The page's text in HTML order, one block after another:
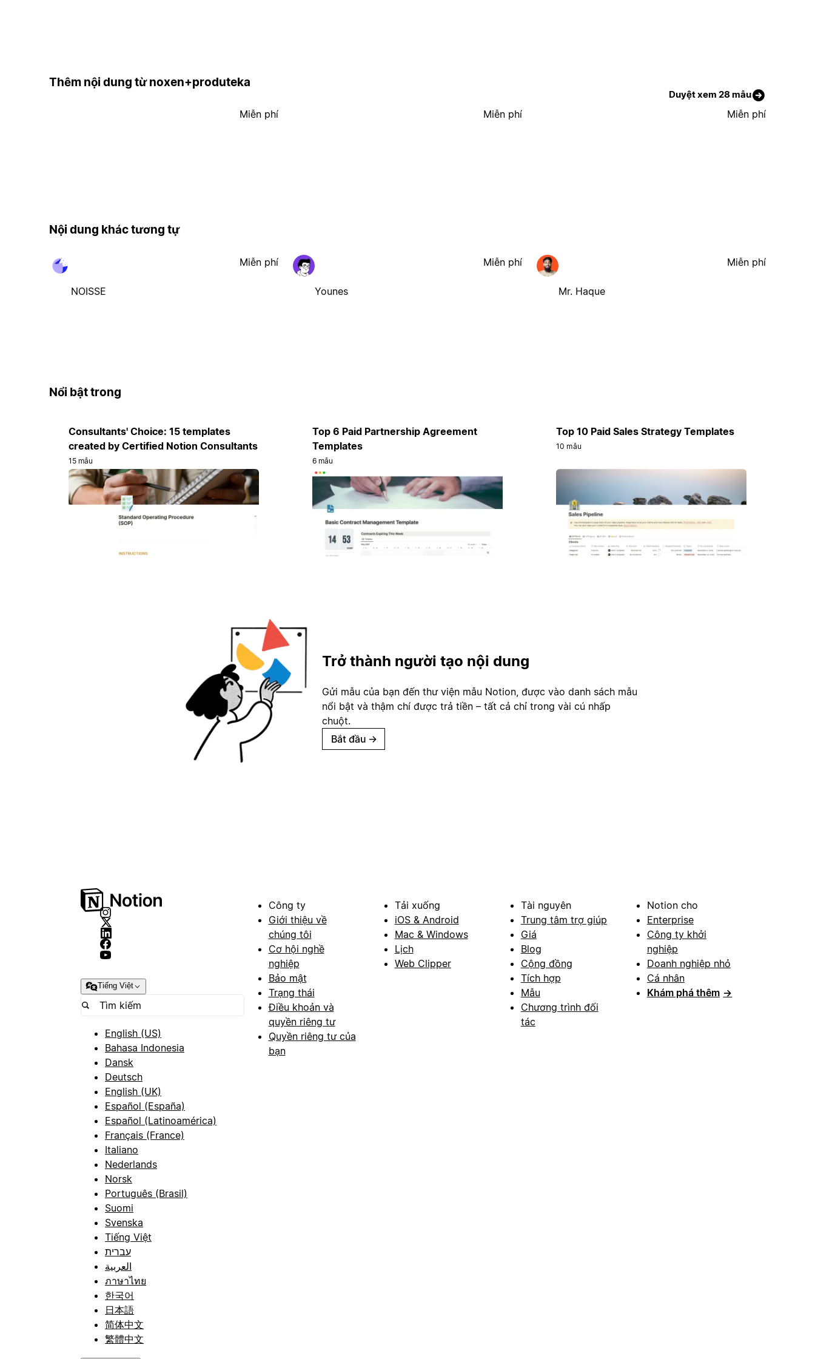
Thêm nội dung từ noxen+produteka
Duyệt xem 28 mẫu
Miễn phí Miễn phí Miễn phí
Nội dung khác tương tự
NOISSE
Miễn phí
Younes
Miễn phí
Mr. Haque
Miễn phí
Nổi bật trong
Consultants' Choice: 15 templates
created by Certified Notion Consultants
15 mẫu
Top 6 Paid Partnership Agreement
Templates
6 mẫu
Top 10 Paid Sales Strategy Templates
10 mẫu
Trở thành người tạo nội dung
Gửi mẫu của bạn đến thư viện mẫu Notion, được vào danh sách mẫu
nổi bật và thậm chí được trả tiền – tất cả chỉ trong vài cú nhấp
chuột.
Bắt đầu →
Tiếng Việt
English (US)
Bahasa Indonesia
Dansk
Deutsch
English (UK)
Español (España)
Español (Latinoamérica)
Français (France)
Italiano
Nederlands
Norsk
Português (Brasil)
Suomi
Svenska
Tiếng Việt
עברית
العربية
ภาษาไทย
한국어
日本語
简体中文
繁體中文
Công ty
Giới thiệu về
chúng tôi
Cơ hội nghề
nghiệp
Bảo mật
Trạng thái
Điều khoản và
quyền riêng tư
Quyền riêng tư của
bạn
Tải xuống
iOS & Android
Mac & Windows
Lịch
Web Clipper
Tài nguyên
Trung tâm trợ giúp
Giá
Blog
Cộng đồng
Tích hợp
Mẫu
Chương trình đối
tác
Notion cho
Enterprise
Công ty khởi
nghiệp
Doanh nghiệp nhỏ
Cá nhân
Khám phá thêm →